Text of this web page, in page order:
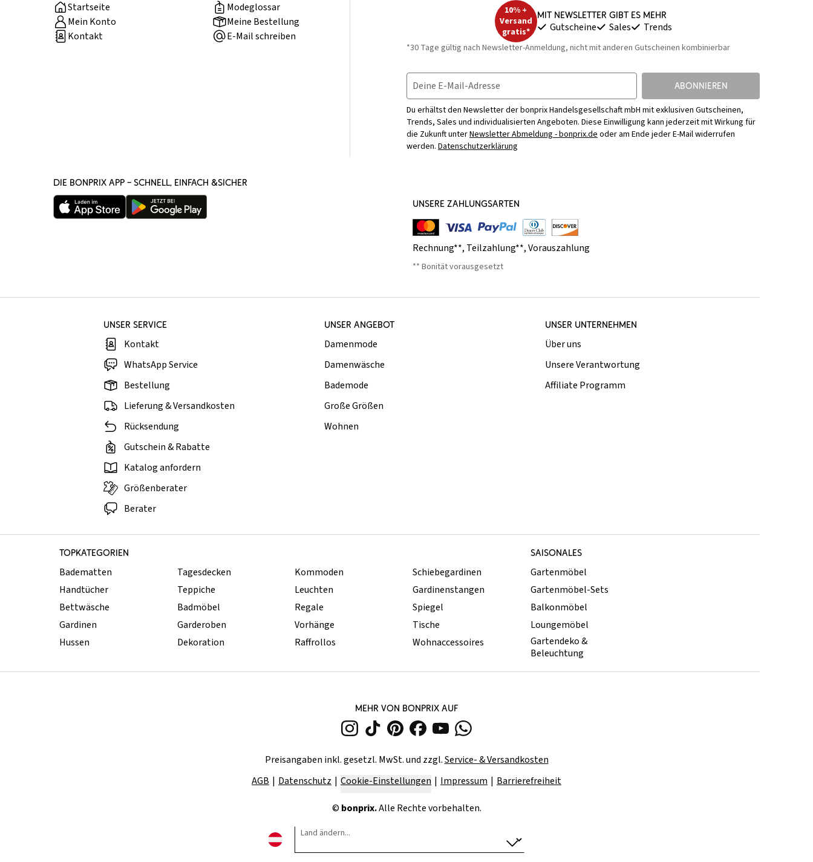
Startseite
Modeglossar
Mein Konto
Meine Bestellung
Kontakt
E-Mail schreiben
10% +
Versand
gratis*
Mit Newsletter gibt es mehr
Gutscheine Sales Trends
*30 Tage gültig nach Newsletter-Anmeldung, nicht mit anderen Gutscheinen kombinierbar
Deine E-Mail-Adresse ABONNIEREN
Du erhältst den Newsletter der bonprix Handelsgesellschaft mbH mit exklusiven Gutscheinen,
Trends, Sales und individualisierten Angeboten. Diese Einwilligung kann jederzeit mit Wirkung für
die Zukunft unterNewsletter Abmeldung - bonprix.deoder am Ende jeder E-Mail widerrufen
werden. Datenschutzerklärung
DIE BONPRIX APP – SCHNELL, EINFACH &SICHER
UNSERE ZAHLUNGSARTEN
Rechnung**, Teilzahlung**,Vorauszahlung
** Bonität vorausgesetzt
UNSER SERVICE
Kontakt
WhatsApp Service
Bestellung
Lieferung & Versandkosten
Rücksendung
Gutschein & Rabatte
Katalog anfordern
Größenberater
Berater
UNSER ANGEBOT
Damenmode
Damenwäsche
Bademode
Große Größen
Wohnen
UNSER UNTERNEHMEN
Über uns
Unsere Verantwortung
Affiliate Programm
TOPKATEGORIEN SAISONALES
Badematten
Handtücher
Bettwäsche
Gardinen
Hussen
Tagesdecken
Teppiche
Badmöbel
Garderoben
Dekoration
Kommoden
Leuchten
Regale
Vorhänge
Raffrollos
Schiebegardinen
Gardinenstangen
Spiegel
Tische
Wohnaccessoires
Gartenmöbel
Gartenmöbel-Sets
Balkonmöbel
Loungemöbel
Gartendeko &
Beleuchtung
MEHR VON BONPRIX AUF
Preisangaben inkl. gesetzl. MwSt. und zzgl.Service- & Versandkosten
AGB
Datenschutz Cookie-Einstellungen Impressum Barrierefreiheit
© bonprix.Alle Rechte vorbehalten.
Land ändern...